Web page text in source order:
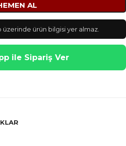
AL
üzerinde ürün bilgisi yer almaz.
ile Sipariş Ver